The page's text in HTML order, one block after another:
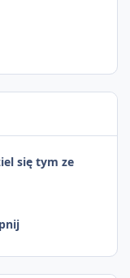
się tym ze